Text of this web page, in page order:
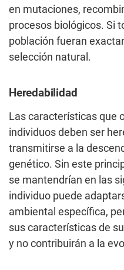
en mutaciones,
procesos biológicos. Si
población fueran
selección natural.
Heredabilidad
Las características que
individuos deben ser
transmitirse a la
genético. Sin este
se mantendrían en las
individuo puede
ambiental específica,
sus características de
y no contribuirán a la